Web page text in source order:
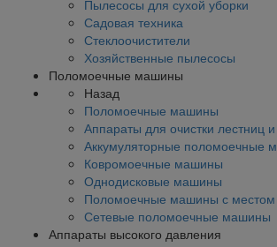
Пылесосы для сухой уборки
Садовая техника
Стеклоочистители
Хозяйственные пылесосы
Поломоечные машины
Назад
Поломоечные машины
Аппараты для очистки лестниц
Аккумуляторные поломоечные
Ковромоечные машины
Однодисковые машины
Поломоечные машины с местом
Сетевые поломоечные машины
Аппараты высокого давления